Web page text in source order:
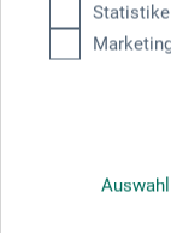
Her finder du
58454 Witten